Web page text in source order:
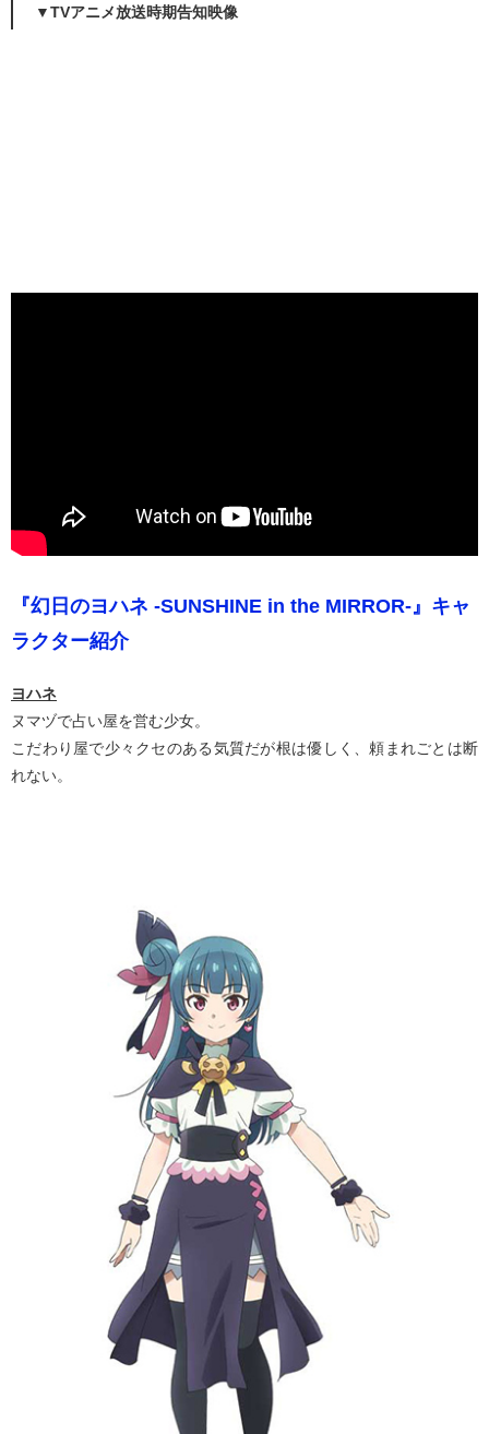
▼TVアニメ放送時期告知映像
『幻日のヨハネ -SUNSHINE in the MIRROR-』キャ
ラクター紹介
ヨハネ
ヌマヅで占い屋を営む少女。
こだわり屋で少々クセのある気質だが根は優しく、頼まれごとは断
れない。